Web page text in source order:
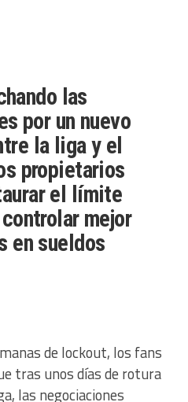
las
por un nuevo
la liga y el
propietarios
el límite
mejor
en sueldos
de lockout, los fans
tras unos días de rotura
las negociaciones